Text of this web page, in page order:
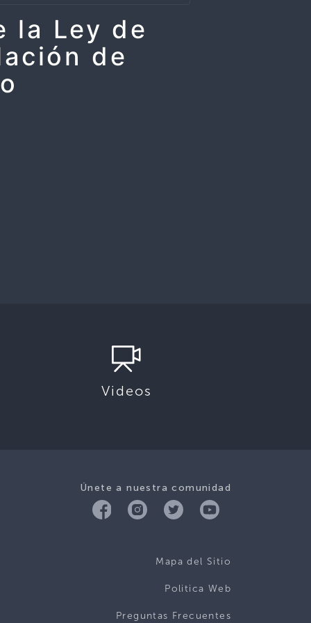
la Ley de
de
Videos
Únete a nuestra comunidad
Mapa del Sitio
Politica Web
Preguntas Frecuentes